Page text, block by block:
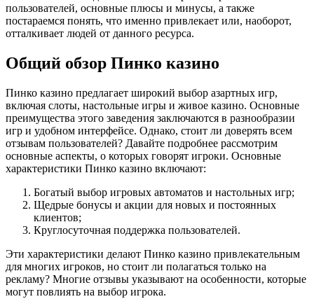
пользователей, основные плюсы и минусы, а также
постараемся понять, что именно привлекает или, наоборот,
отталкивает людей от данного ресурса.
Общий обзор Пинко казино
Пинко казино предлагает широкий выбор азартных игр,
включая слоты, настольные игры и живое казино. Основные
преимущества этого заведения заключаются в разнообразии
игр и удобном интерфейсе. Однако, стоит ли доверять всем
отзывам пользователей? Давайте подробнее рассмотрим
основные аспекты, о которых говорят игроки. Основные
характеристики Пинко казино включают:
Богатый выбор игровых автоматов и настольных игр;
Щедрые бонусы и акции для новых и постоянных
клиентов;
Круглосуточная поддержка пользователей.
Эти характеристики делают Пинко казино привлекательным
для многих игроков, но стоит ли полагаться только на
рекламу? Многие отзывы указывают на особенности, которые
могут повлиять на выбор игрока.